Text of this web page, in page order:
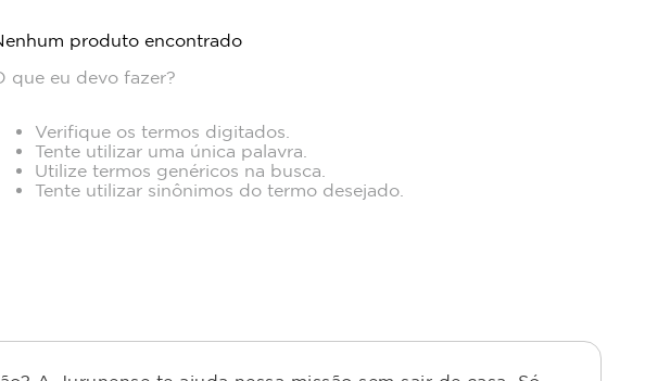
produto encontrado
que eu devo fazer?
Verifique os termos digitados.
Tente utilizar uma única palavra.
Utilize termos genéricos na busca.
Tente utilizar sinônimos do termo desejado.